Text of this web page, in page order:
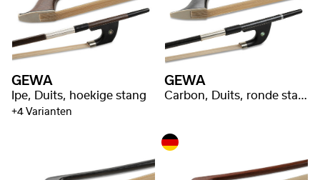
GEWA
Ipe, Duits, hoekige stang
+4 Varianten
GEWA
Carbon, Duits, ronde stang